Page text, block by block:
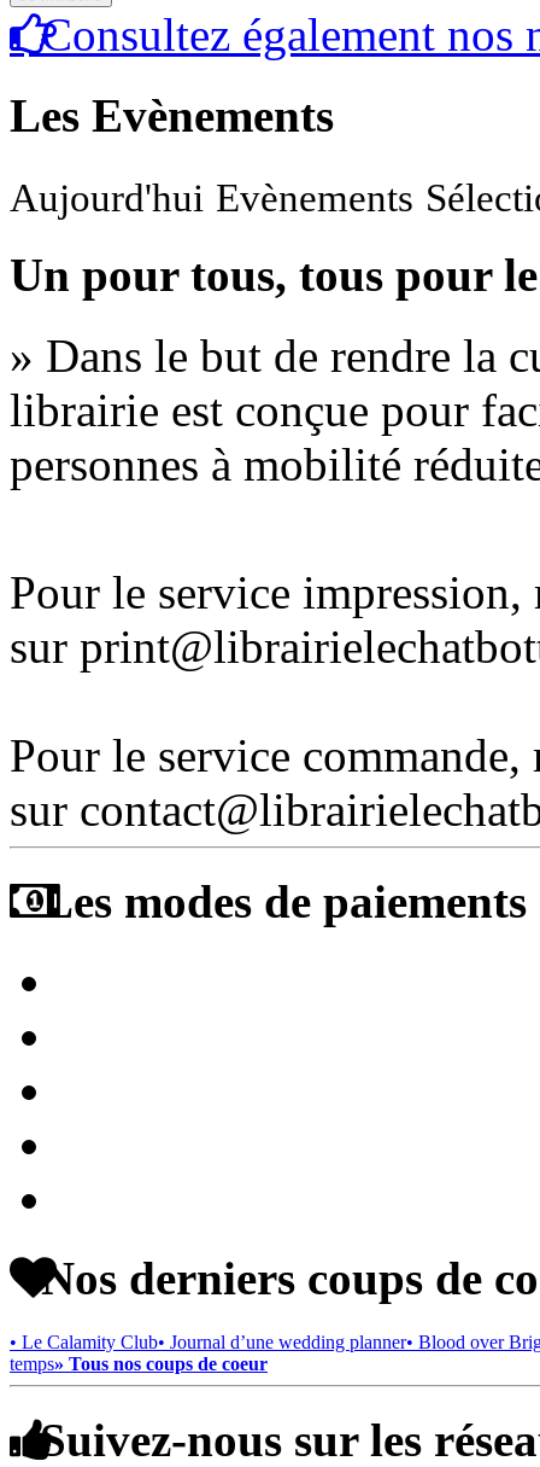
Consultez également nos
Les Evènements
Aujourd'hui Evènements
Un pour tous, tous pour
» Dans le but de rendre la
librairie est conçue pour
personnes à mobilité
Pour le service
sur
Pour le service
sur
Les modes de
Nos derniers coups de
• Le Calamity Club• Journal d’une wedding planner• Blood over
temps» Tous nos coups de coeur
Suivez-nous sur les